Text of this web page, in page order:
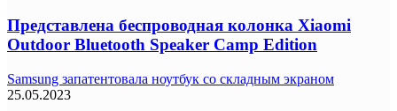
Представлена беспроводная колонка Xiaomi
Outdoor Bluetooth Speaker Camp Edition
Samsung запатентовала ноутбук со складным экраном
25.05.2023